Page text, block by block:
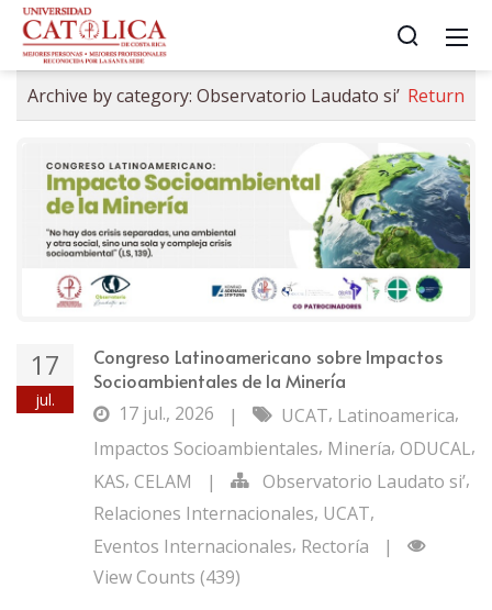
Archive by category: Observatorio Laudato si’ Return
17
jul.
Congreso Latinoamericano sobre Impactos
Socioambientales de la Minería
17 jul., 2026
| UCAT, Latinoamerica,
Impactos Socioambientales, Minería, ODUCAL,
KAS, CELAM | Observatorio Laudato si’,
Relaciones Internacionales, UCAT,
Eventos Internacionales, Rectoría
|
View Counts (439)